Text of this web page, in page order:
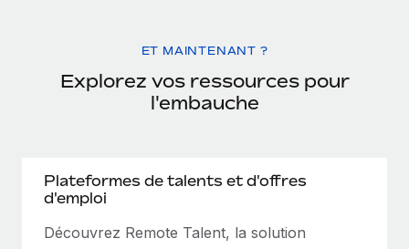
ET MAINTENANT ?
Explorez vos ressources pour
l'embauche
Plateformes de talents et d'offres
d'emploi
Découvrez Remote Talent, la solution